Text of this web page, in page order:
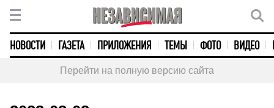
НОВОСТИ ГАЗЕТА ПРИЛОЖЕНИЯ ТЕМЫ ФОТО ВИДЕО
Перейти на полную версию сайта